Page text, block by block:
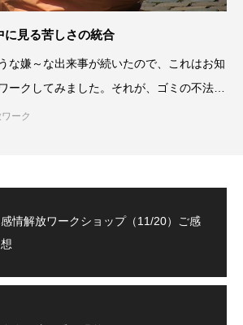
に見る苦しさの統合
な嫌～な出来事が続いたので、これはお知
ークしてみました。それが、ゴミの不法投
、ーク
感情解放ワークショップ（11/20）ご感
想